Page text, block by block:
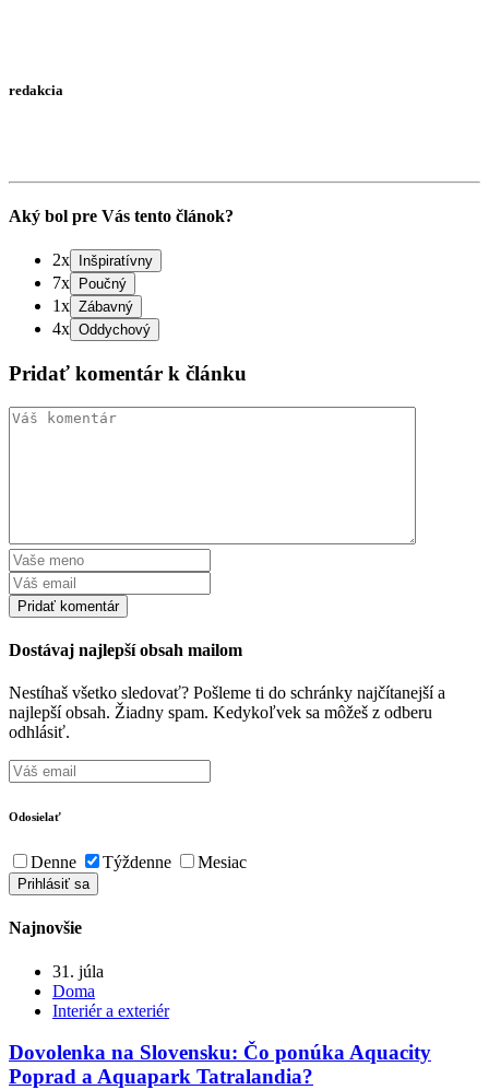
redakcia
Aký bol pre Vás tento článok?
2x
7x
1x
4x
Pridať komentár k článku
Dostávaj najlepší obsah mailom
Nestíhaš všetko sledovať? Pošleme ti do schránky najčítanejší a
najlepší obsah. Žiadny spam. Kedykoľvek sa môžeš z odberu
odhlásiť.
Odosielať
Denne Týždenne Mesiac
Najnovšie
31. júla
Doma
Interiér a exteriér
Dovolenka na Slovensku: Čo ponúka Aquacity
Poprad a Aquapark Tatralandia?